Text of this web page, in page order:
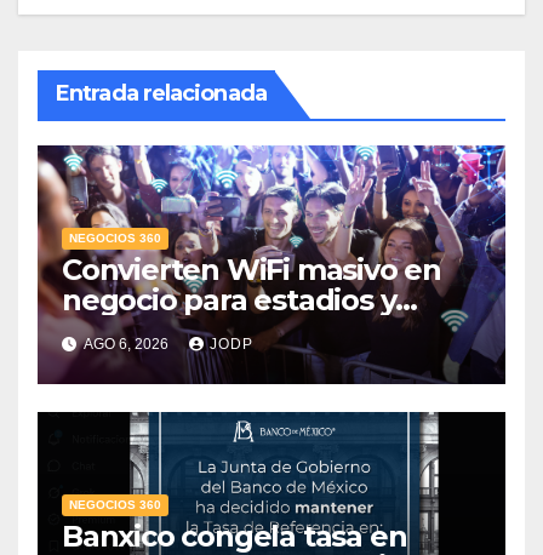
Entrada relacionada
NEGOCIOS 360
Convierten WiFi masivo en
negocio para estadios y
festivales
AGO 6, 2026 JODP
NEGOCIOS 360
Banxico congela tasa en